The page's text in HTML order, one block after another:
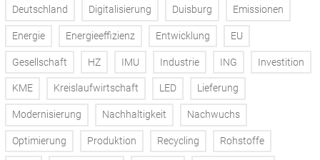
Deutschland Digitalisierung Duisburg Emissionen
Energie Energieeffizienz Entwicklung EU
Gesellschaft HZ IMU Industrie ING Investition
KME Kreislaufwirtschaft LED Lieferung
Modernisierung Nachhaltigkeit Nachwuchs
Optimierung Produktion Recycling Rohstoffe